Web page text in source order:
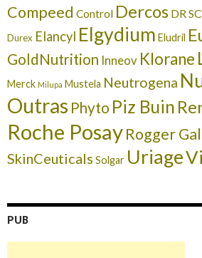
Compeed Control Dercos DR
Durex Elancyl Elgydium Eludril
GoldNutrition Inneov Klorane
Merck Milupa Mustela Neutrogena
Outras Phyto Piz Buin
Roche PosayRogger
SkinCeuticals Solgar Uriage
PUB